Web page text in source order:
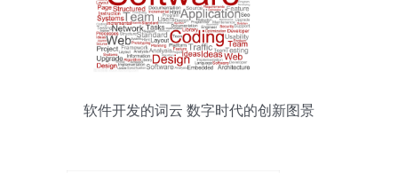
软件开发的词云 数字时代的创新图景